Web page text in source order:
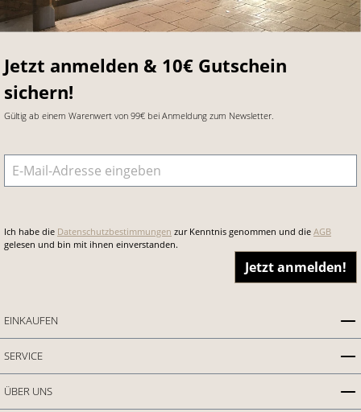
Jetzt anmelden & 10€ Gutschein
sichern!
Gültig ab einem Warenwert von 99€ bei Anmeldung zum Newsletter.
E-Mail-Adresse
Ich habe die Datenschutzbestimmungen zur Kenntnis genommen und die AGB
gelesen und bin mit ihnen einverstanden.
Jetzt anmelden!
EINKAUFEN
SERVICE
ÜBER UNS